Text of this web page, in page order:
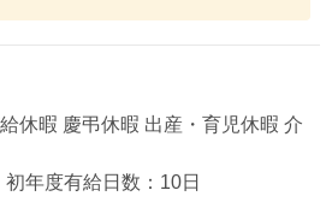
休暇 慶弔休暇 出産・育児休暇 介
年度有給日数：10日